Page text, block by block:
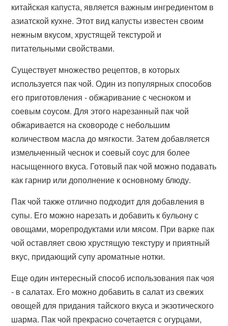
китайская капуста, является важным ингредиентом в
азиатской кухне. Этот вид капусты известен своим
нежным вкусом, хрустящей текстурой и
питательными свойствами.
Существует множество рецептов, в которых
используется пак чой. Один из популярных способов
его приготовления - обжаривание с чесноком и
соевым соусом. Для этого нарезанный пак чой
обжаривается на сковороде с небольшим
количеством масла до мягкости. Затем добавляется
измельченный чеснок и соевый соус для более
насыщенного вкуса. Готовый пак чой можно подавать
как гарнир или дополнение к основному блюду.
Пак чой также отлично подходит для добавления в
супы. Его можно нарезать и добавить к бульону с
овощами, морепродуктами или мясом. При варке пак
чой оставляет свою хрустящую текстуру и приятный
вкус, придающий супу ароматные нотки.
Еще один интересный способ использования пак чоя
- в салатах. Его можно добавить в салат из свежих
овощей для придания тайского вкуса и экзотического
шарма. Пак чой прекрасно сочетается с огурцами,